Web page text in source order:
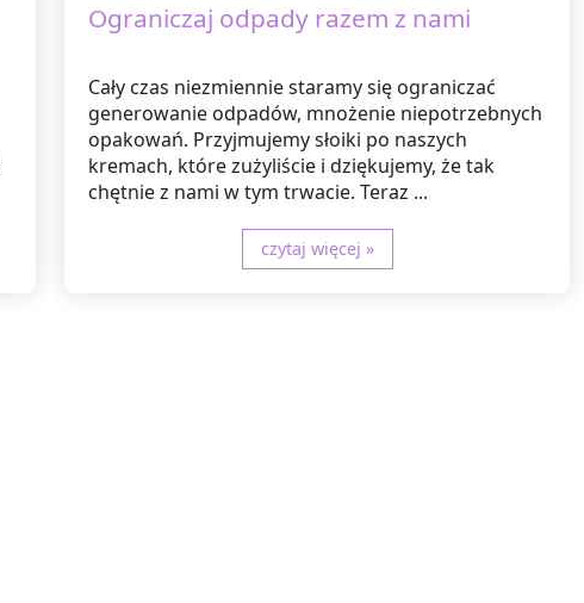
Ograniczaj odpady razem z nami
Cały czas niezmiennie staramy się ograniczać
generowanie odpadów, mnożenie niepotrzebnych
opakowań. Przyjmujemy słoiki po naszych
kremach, które zużyliście i dziękujemy, że tak
chętnie z nami w tym trwacie. Teraz ...
czytaj więcej »